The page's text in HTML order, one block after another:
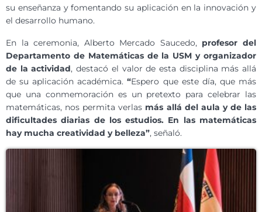
su enseñanza y fomentando su aplicación en la innovación y
el desarrollo humano.
En la ceremonia, Alberto Mercado Saucedo,profesor del
Departamento de Matemáticas de la USM y organizador
de la actividad, destacó el valor de esta disciplina más allá
de su aplicación académica.“Espero que este día, que más
que una conmemoración es un pretexto para celebrar las
matemáticas, nos permita verlas más allá del aula y de las
dificultades diarias de los estudios. En las matemáticas
hay mucha creatividad y belleza”, señaló.